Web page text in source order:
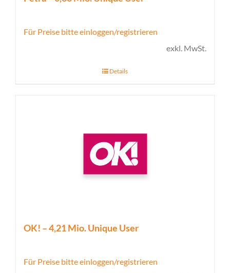
Für Preise bitte einloggen/registrieren
exkl. MwSt.
Details
OK! – 4,21 Mio. Unique User
Für Preise bitte einloggen/registrieren